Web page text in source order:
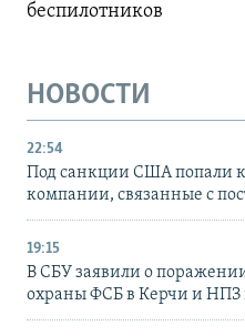
беспилотников
НОВОСТИ
22:54
Под санкции США попали
компании, связанные с
19:15
В СБУ заявили о
охраны ФСБ в Керчи и НПЗ